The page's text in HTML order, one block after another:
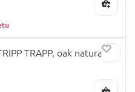
TRAPP, oak natural,